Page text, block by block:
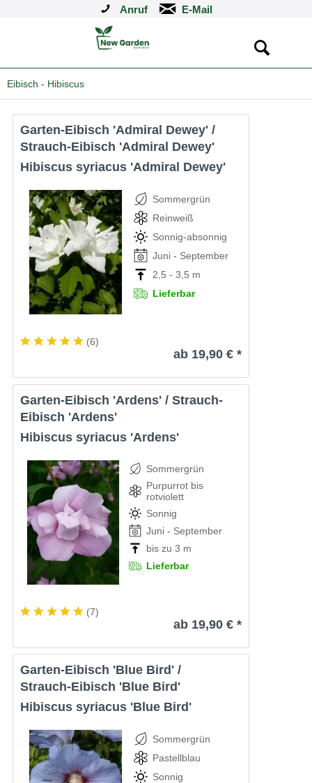
Anruf
Eibisch - Hibiscus
Garten-Eibisch 'Admiral Dewey' /
Strauch-Eibisch 'Admiral Dewey'
Hibiscus syriacus 'Admiral Dewey'
Sommergrün
Reinweiß
Sonnig-absonnig
Juni - September
2,5 - 3,5 m
Lieferbar
(6)
ab 19,90 € *
Garten-Eibisch 'Ardens' / Strauch-
Eibisch 'Ardens'
Hibiscus syriacus 'Ardens'
Sommergrün
Purpurrot bis
rotviolett
Sonnig
Juni - September
bis zu 3 m
Lieferbar
(7)
ab 19,90 € *
Garten-Eibisch 'Blue Bird' /
Strauch-Eibisch 'Blue Bird'
Hibiscus syriacus 'Blue Bird'
Sommergrün
Pastellblau
Sonnig